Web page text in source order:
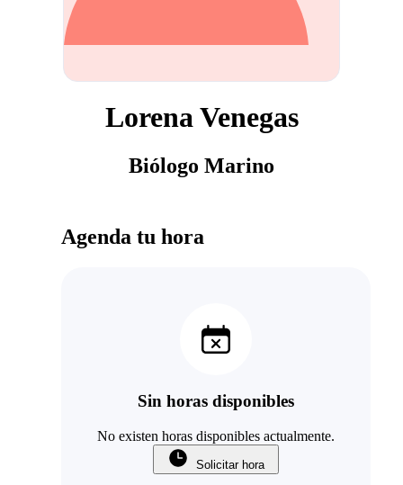
Lorena Venegas
Biólogo Marino
Agenda tu hora
Sin horas disponibles
No existen horas disponibles actualmente.
Solicitar hora